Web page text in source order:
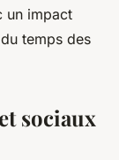
un impact
temps des
sociaux